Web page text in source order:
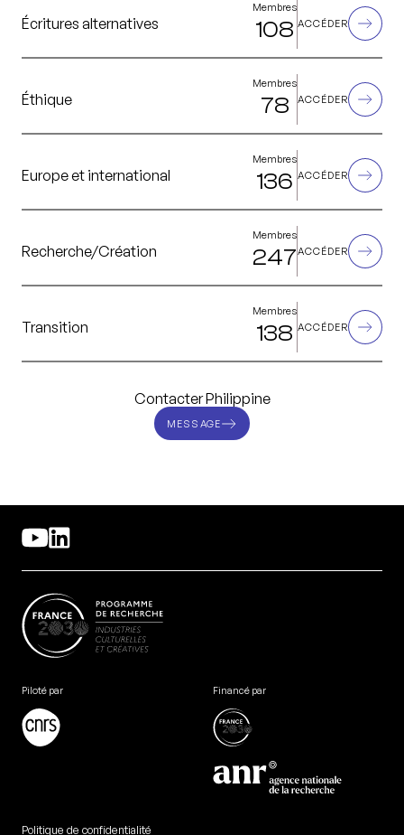
Écritures alternatives
Membres
108 ACCÉDER
Éthique
Membres
78 ACCÉDER
Europe et international
Membres
136 ACCÉDER
Recherche/Création
Membres
247ACCÉDER
Transition
Membres
138 ACCÉDER
Contacter Philippine
MESSAGE
Piloté par Financé par
Politique de confidentialité